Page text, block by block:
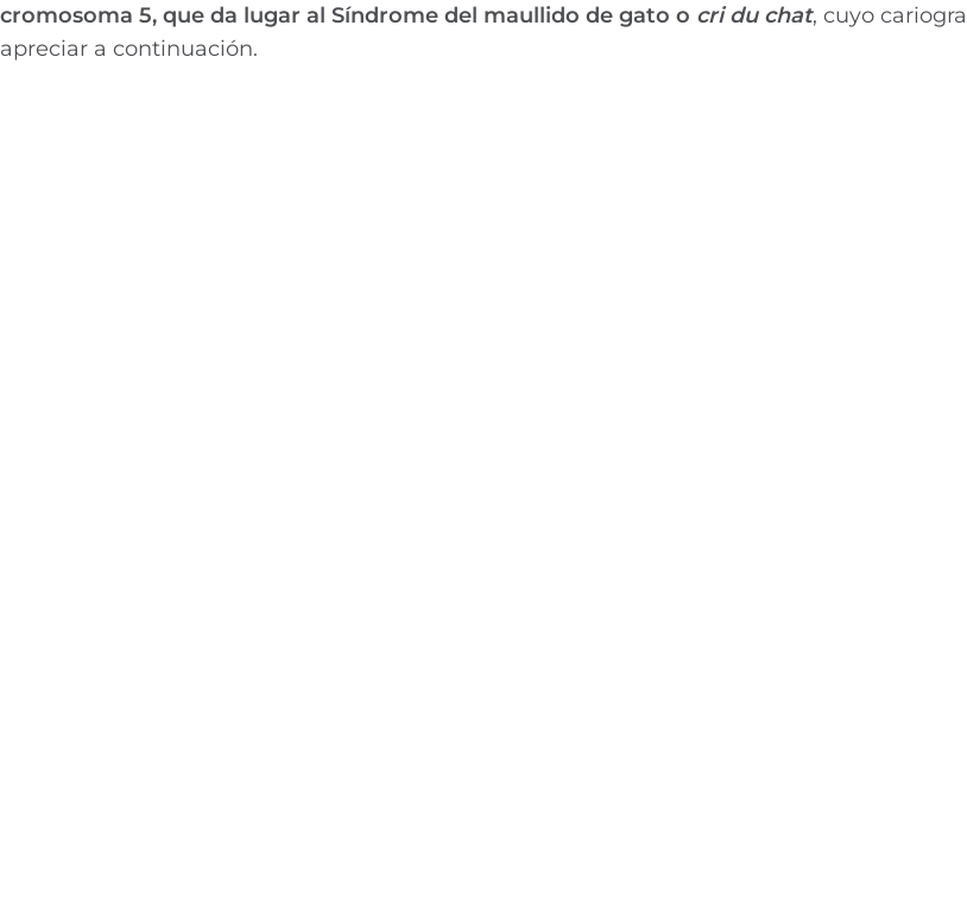
cromosoma 5, que da lugar al Síndrome del maullido de gato o cri du chat, cuyo
apreciar a continuación.